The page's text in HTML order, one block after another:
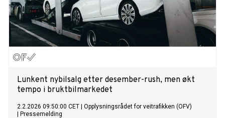
Lunkent nybilsalg etter desember-rush, men økt
tempo i bruktbilmarkedet
2.2.2026 09:50:00 CET
Opplysningsrådet for veitrafikken (OFV)
Pressemelding